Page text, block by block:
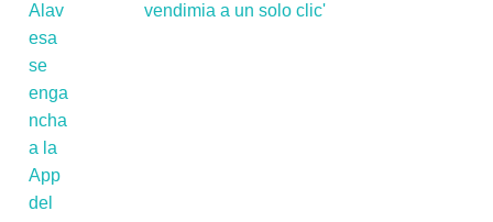
vendimia a un solo clic'